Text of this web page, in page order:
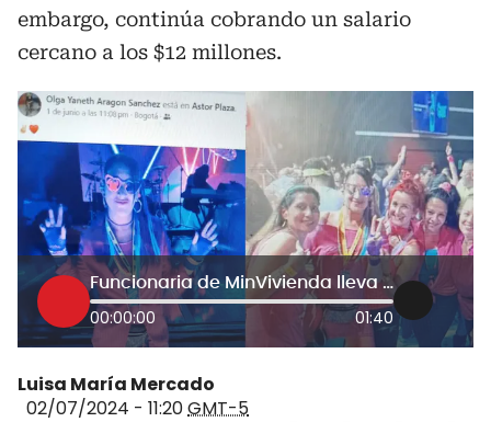
embargo, continúa cobrando un salario
cercano a los $12 millones.
Funcionaria de MinVivienda lleva incapacitada un año pero cobra sueldo y sale de rumba
00:00:00 01:40
Luisa María Mercado
02/07/2024 - 11:20GMT-5